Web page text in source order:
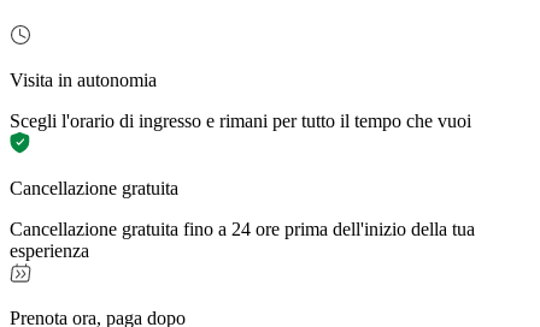
Visita in autonomia
Scegli l'orario di ingresso e rimani per tutto il tempo che vuoi
Cancellazione gratuita
Cancellazione gratuita fino a 24 ore prima dell'inizio della tua
esperienza
Prenota ora, paga dopo